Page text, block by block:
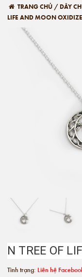
TRANG CHỦ / DÂY
LIFE AND MOON OXIDIZE
N TREE OF
Tình trạng: Liên hệ